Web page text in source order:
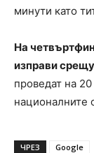
минути като
На
изправи
проведат на
националните
ЧРЕЗ
Google